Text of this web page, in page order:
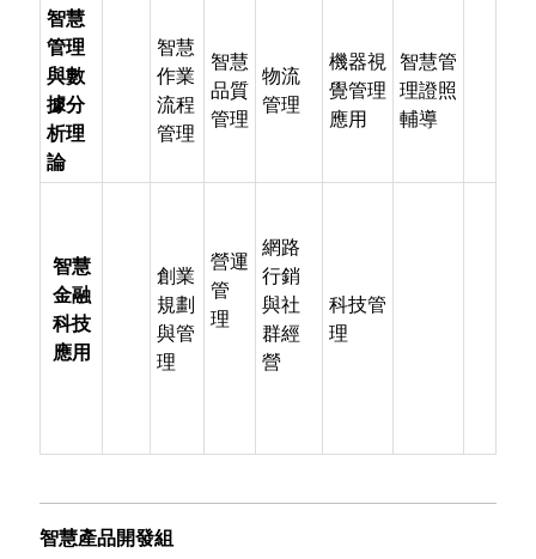
智慧
管理
與數
據分
析理
論
智慧
作業
流程
管理
智慧
品質
管理
物流
管理
機器視
覺管理
應用
智慧管
理證照
輔導
智慧
金融
科技
應用
創業
規劃
與管
理
營運
管
理
網路
行銷
與社
群經
營
科技管
理
智慧產品開發組